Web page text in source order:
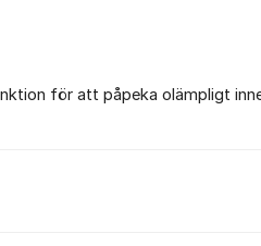
för att påpeka olämpligt